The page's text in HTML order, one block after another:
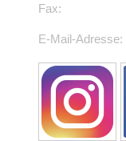
Fax:
E-Mail-Adresse: